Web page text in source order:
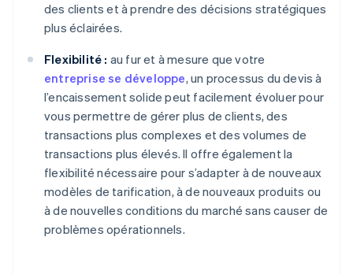
des clients et à prendre des décisions stratégiques
plus éclairées.
Flexibilité : au fur et à mesure que votre
entreprise se développe, un processus du devis à
l’encaissement solide peut facilement évoluer pour
vous permettre de gérer plus de clients, des
transactions plus complexes et des volumes de
transactions plus élevés. Il offre également la
flexibilité nécessaire pour s’adapter à de nouveaux
modèles de tarification, à de nouveaux produits ou
à de nouvelles conditions du marché sans causer de
problèmes opérationnels.